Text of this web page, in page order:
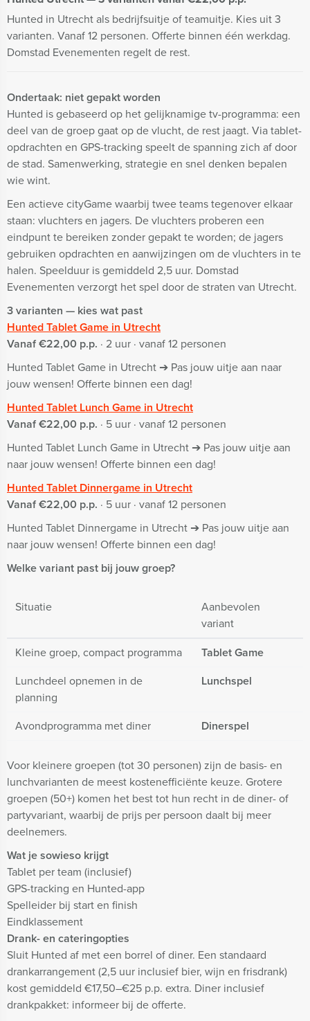
Hunted in Utrecht als bedrijfsuitje of teamuitje. Kies uit 3
varianten. Vanaf 12 personen. Offerte binnen één werkdag.
Domstad Evenementen regelt de rest.
Ondertaak: niet gepakt worden
Hunted is gebaseerd op het gelijknamige tv-programma: een
deel van de groep gaat op de vlucht, de rest jaagt. Via tablet-
opdrachten en GPS-tracking speelt de spanning zich af door
de stad. Samenwerking, strategie en snel denken bepalen
wie wint.
Een actieve cityGame waarbij twee teams tegenover elkaar
staan: vluchters en jagers. De vluchters proberen een
eindpunt te bereiken zonder gepakt te worden; de jagers
gebruiken opdrachten en aanwijzingen om de vluchters in te
halen. Speelduur is gemiddeld 2,5 uur. Domstad
Evenementen verzorgt het spel door de straten van Utrecht.
3 varianten — kies wat past
Hunted Tablet Game in Utrecht
Vanaf €22,00 p.p. · 2 uur · vanaf 12 personen
Hunted Tablet Game in Utrecht ➔ Pas jouw uitje aan naar
jouw wensen! Offerte binnen een dag!
Hunted Tablet Lunch Game in Utrecht
Vanaf €22,00 p.p. · 5 uur · vanaf 12 personen
Hunted Tablet Lunch Game in Utrecht ➔ Pas jouw uitje aan
naar jouw wensen! Offerte binnen een dag!
Hunted Tablet Dinnergame in Utrecht
Vanaf €22,00 p.p. · 5 uur · vanaf 12 personen
Hunted Tablet Dinnergame in Utrecht ➔ Pas jouw uitje aan
naar jouw wensen! Offerte binnen een dag!
Welke variant past bij jouw groep?
Situatie
Aanbevolen
variant
Kleine groep, compact programma
Tablet Game
Lunchdeel opnemen in de
planning
Lunchspel
Avondprogramma met diner Dinerspel
Voor kleinere groepen (tot 30 personen) zijn de basis- en
lunchvarianten de meest kostenefficiënte keuze. Grotere
groepen (50+) komen het best tot hun recht in de diner- of
partyvariant, waarbij de prijs per persoon daalt bij meer
deelnemers.
Wat je sowieso krijgt
Tablet per team (inclusief)
GPS-tracking en Hunted-app
Spelleider bij start en finish
Eindklassement
Drank- en cateringopties
Sluit Hunted af met een borrel of diner. Een standaard
drankarrangement (2,5 uur inclusief bier, wijn en frisdrank)
kost gemiddeld €17,50–€25 p.p. extra. Diner inclusief
drankpakket: informeer bij de offerte.